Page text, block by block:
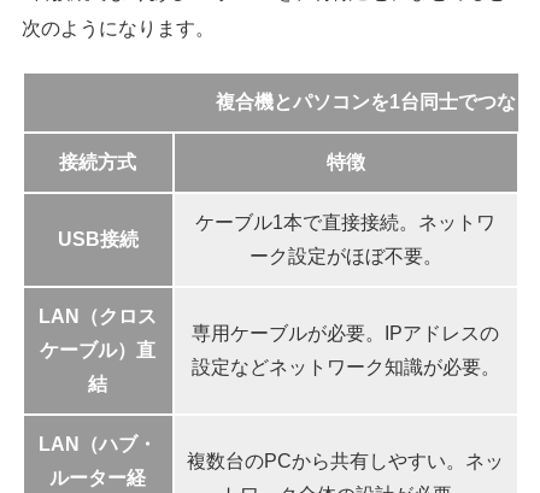
次のようになります。
複合機とパソコンを1台同士でつな
接続方式 特徴
USB接続
ケーブル1本で直接接続。ネットワ
ーク設定がほぼ不要。
LAN（クロス
ケーブル）直
結
専用ケーブルが必要。IPアドレスの
設定などネットワーク知識が必要。
LAN（ハブ・
ルーター経
複数台のPCから共有しやすい。ネッ